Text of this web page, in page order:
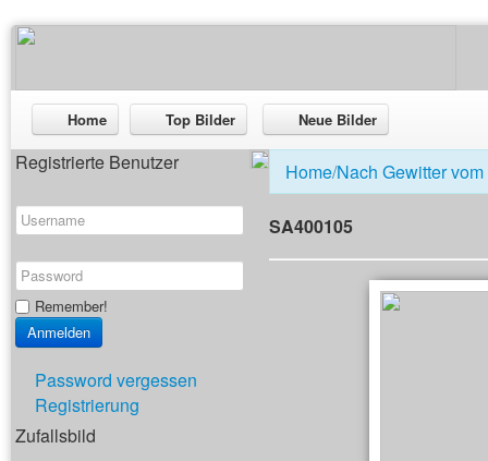
Home Top Bilder Neue Bilder
Registrierte Benutzer
Remember!
Password vergessen
Registrierung
Zufallsbild
Home/Nach Gewitter
SA400105